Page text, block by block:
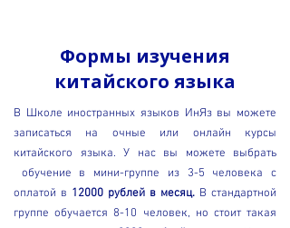
Формы изучения
китайского языка
В Школе иностранных языков ИнЯз вы можете
записаться на очные или онлайн курсы
китайского языка. У нас вы можете выбрать
обучение в мини-группе из 3-5 человека с
оплатой в 12000 рублей в месяц. В стандартной
группе обучается 8-10 человек, но стоит такая